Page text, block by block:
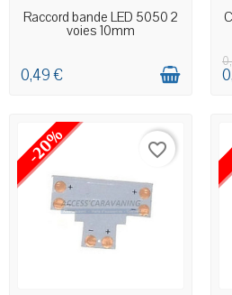
EN STOCK MAGASIN
Raccord bande LED 5050 2
voies 10mm
0,49 €
-20% favorite_border